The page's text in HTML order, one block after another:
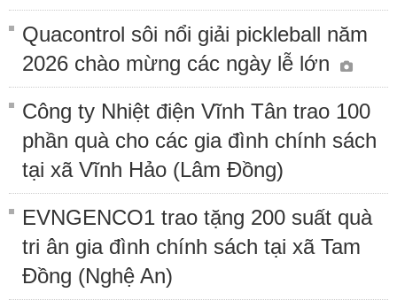
Quacontrol sôi nổi giải pickleball năm
2026 chào mừng các ngày lễ lớn
Công ty Nhiệt điện Vĩnh Tân trao 100
phần quà cho các gia đình chính sách
tại xã Vĩnh Hảo (Lâm Đồng)
EVNGENCO1 trao tặng 200 suất quà
tri ân gia đình chính sách tại xã Tam
Đồng (Nghệ An)